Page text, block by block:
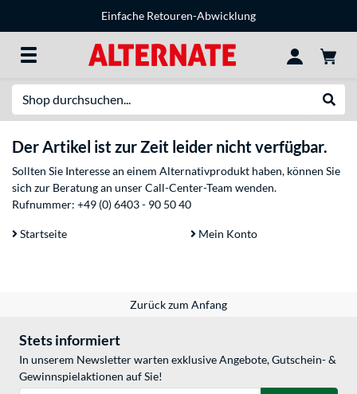
Einfache Retouren-Abwicklung
Der Artikel ist zur Zeit leider nicht verfügbar.
Sollten Sie Interesse an einem Alternativprodukt haben, können Sie
sich zur Beratung an unser Call-Center-Team wenden.
Rufnummer: +49 (0) 6403 - 90 50 40
Startseite Mein Konto
Zurück zum Anfang
Stets informiert
In unserem Newsletter warten exklusive Angebote, Gutschein- &
Gewinnspielaktionen auf Sie!